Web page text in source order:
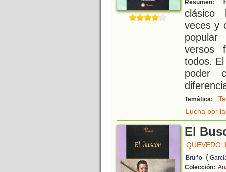
Resumen:
clásico
veces y
versos
todos.
poder
Temática:
Lucha por
El
QUEVEDO,
Bruño (
Colección: